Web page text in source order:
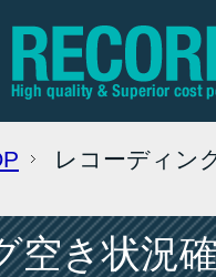
レコーディン
空き状況